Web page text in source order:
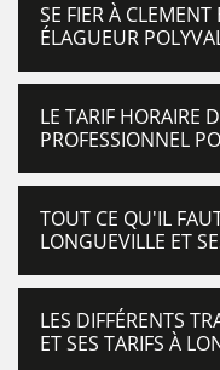
SE FIER À CLEMENT
ÉLAGUEUR
LE TARIF HORAIRE
PROFESSIONNEL
TOUT CE QU'IL
LONGUEVILLE ET
LES DIFFÉRENTS
ET SES TARIFS À